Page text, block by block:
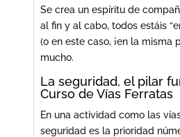
Se crea un espíritu de
al fin y al cabo, todos estáis
(o en este caso, ¡en la misma
mucho.
La seguridad, el pilar
Curso de Vías Ferratas
En una actividad como las
seguridad es la prioridad